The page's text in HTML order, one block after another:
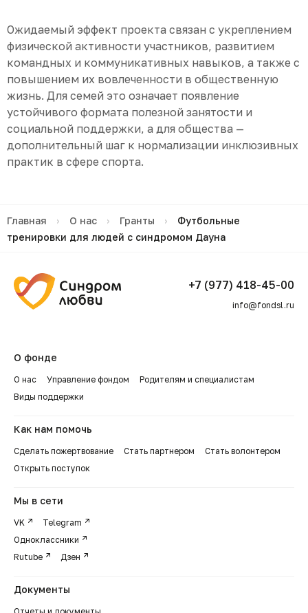
Ожидаемый эффект проекта связан с укреплением
физической активности участников, развитием
командных и коммуникативных навыков, а также с
повышением их вовлеченности в общественную
жизнь. Для семей это означает появление
устойчивого формата полезной занятости и
социальной поддержки, а для общества —
дополнительный шаг к нормализации инклюзивных
практик в сфере спорта.
Главная › О нас › Гранты ›
Футбольные
тренировки для людей с синдромом Дауна
+7 (977) 418-45-00
info@fondsl.ru
О фонде
О нас Управление фондом
Родителям и специалистам
Виды поддержки
Как нам помочь
Сделать пожертвование Стать партнером
Стать волонтером
Открыть поступок
Мы в сети
VK
Telegram
Одноклассники
Rutube
Дзен
Документы